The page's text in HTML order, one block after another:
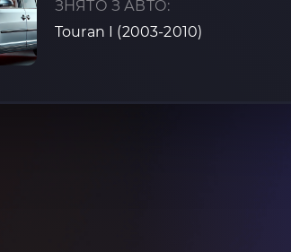
ЗНЯТО З АВТО:
Touran I (2003-2010)